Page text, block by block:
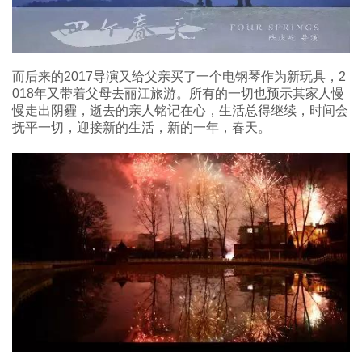
而后来的2017导演又给父亲买了一个电钢琴作为新玩具，2
018年又带着父母去丽江旅游。所有的一切也预示其家人慢
慢走出阴霾，逝去的亲人铭记在心，生活总得继续，时间会
抚平一切，迎接新的生活，新的一年，春天。